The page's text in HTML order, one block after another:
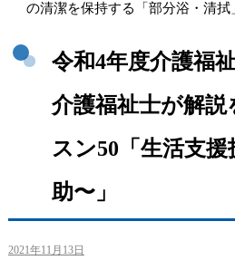
の清潔を保持する「部分浴・清
令和4年度介護福
介護福祉士が解
スン50「生活支
助〜」
2021年11月13日